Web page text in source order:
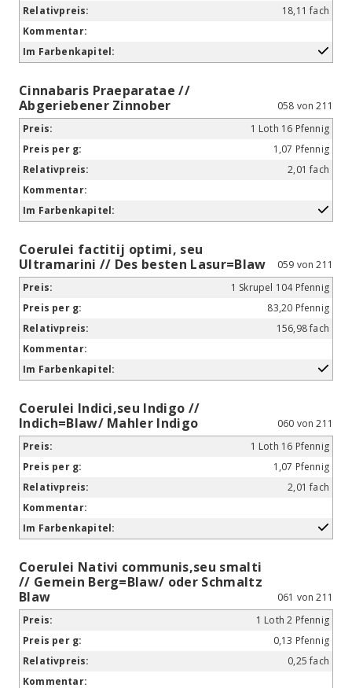
18,11 fach
Cinnabaris Praeparatae //
Abgeriebener Zinnober
058 von 211
1 Loth 16 Pfennig
1,07 Pfennig
2,01 fach
Coerulei factitij optimi, seu
Ultramarini // Des besten Lasur=Blaw
059 von 211
1 Skrupel 104 Pfennig
83,20 Pfennig
156,98 fach
Coerulei Indici,seu Indigo //
Indich=Blaw/ Mahler Indigo
060 von 211
1 Loth 16 Pfennig
1,07 Pfennig
2,01 fach
Coerulei Nativi communis,seu smalti
// Gemein Berg=Blaw/ oder Schmaltz
Blaw
061 von 211
1 Loth 2 Pfennig
0,13 Pfennig
0,25 fach